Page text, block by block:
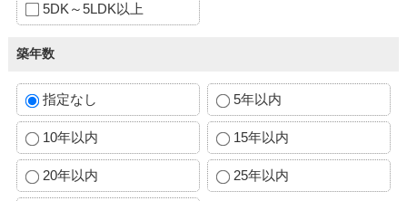
5DK～5LDK以上
築年数
指定なし 5年以内
10年以内 15年以内
20年以内 25年以内